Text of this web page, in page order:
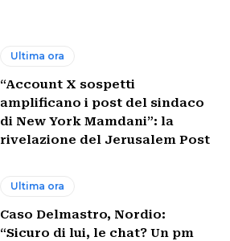
Ultima ora
“Account X sospetti
amplificano i post del sindaco
di New York Mamdani”: la
rivelazione del Jerusalem Post
Ultima ora
Caso Delmastro, Nordio:
“Sicuro di lui, le chat? Un pm